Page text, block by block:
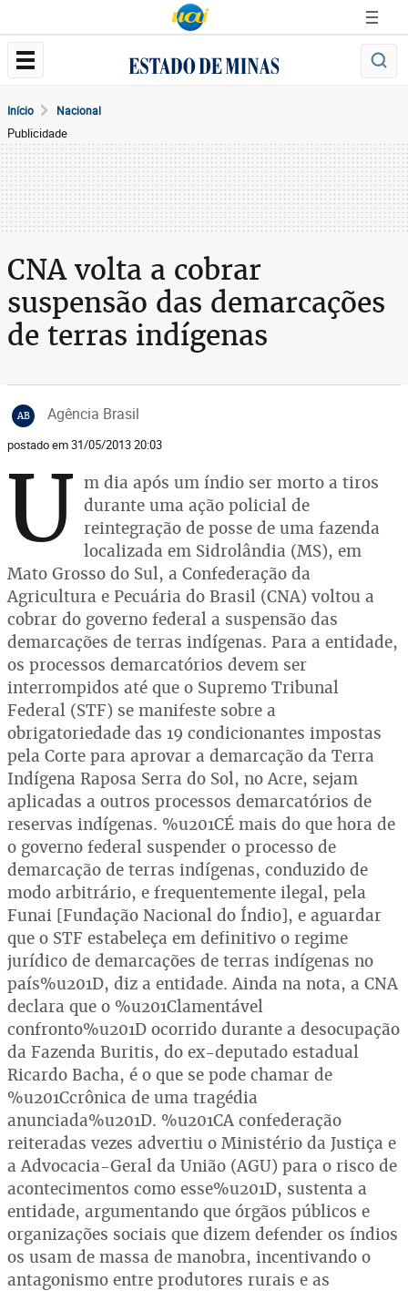
Início Nacional
Publicidade
CNA volta a cobrar
suspensão das demarcações
de terras indígenas
AB Agência Brasil
postado em 31/05/2013 20:03
U m dia após um índio ser morto a tiros
durante uma ação policial de
reintegração de posse de uma fazenda
localizada em Sidrolândia (MS), em
Mato Grosso do Sul, a Confederação da
Agricultura e Pecuária do Brasil (CNA) voltou a
cobrar do governo federal a suspensão das
demarcações de terras indígenas. Para a entidade,
os processos demarcatórios devem ser
interrompidos até que o Supremo Tribunal
Federal (STF) se manifeste sobre a
obrigatoriedade das 19 condicionantes impostas
pela Corte para aprovar a demarcação da Terra
Indígena Raposa Serra do Sol, no Acre, sejam
aplicadas a outros processos demarcatórios de
reservas indígenas. %u201CÉ mais do que hora de
o governo federal suspender o processo de
demarcação de terras indígenas, conduzido de
modo arbitrário, e frequentemente ilegal, pela
Funai [Fundação Nacional do Índio], e aguardar
que o STF estabeleça em definitivo o regime
jurídico de demarcações de terras indígenas no
país%u201D, diz a entidade. Ainda na nota, a CNA
declara que o %u201Clamentável
confronto%u201D ocorrido durante a desocupação
da Fazenda Buritis, do ex-deputado estadual
Ricardo Bacha, é o que se pode chamar de
%u201Ccrônica de uma tragédia
anunciada%u201D. %u201CA confederação
reiteradas vezes advertiu o Ministério da Justiça e
a Advocacia-Geral da União (AGU) para o risco de
acontecimentos como esse%u201D, sustenta a
entidade, argumentando que órgãos públicos e
organizações sociais que dizem defender os índios
os usam de massa de manobra, incentivando o
antagonismo entre produtores rurais e as